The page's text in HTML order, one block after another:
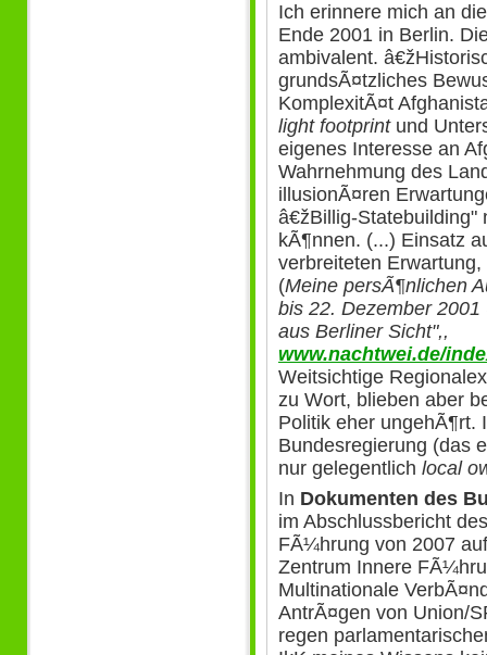
Ich erinnere mich an
Ende 2001 in Berlin.
ambivalent.
grundsÃ¤tzliches
KomplexitÃ¤t
light footprintund
eigenes Interesse an
Wahrnehmung des
illusionÃ¤ren
â€žBillig-Statebuilding"
kÃ¶nnen. (...) Einsatz
verbreiteten
(Meine persÃ¶nlichen
bis 22. Dezember
aus Berliner Sicht",,
www.nachtwei.de/
Weitsichtige
zu Wort, blieben aber
Politik eher ungehÃ¶rt.
Bundesregierung (das
nur gelegentlich local
In Dokumenten des
im Abschlussbericht
FÃ¼hrung von 2007
Zentrum Innere
Multinationale
AntrÃ¤gen von Union/
regen